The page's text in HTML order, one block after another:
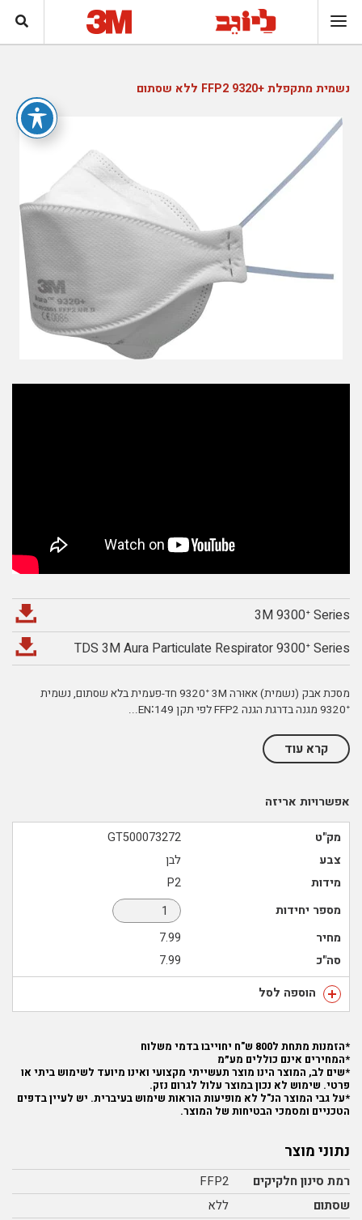
נשמית מתקפלת +9320 FFP2 ללא שסתום
3M 9300ᐩ Series
TDS 3M Aura Particulate Respirator 9300ᐩ Series
מסכת אבק (נשמית) אאוּרה 9320ᐩ 3M חד-פעמית בלא שסתום, נשמית
9320ᐩ מגנה בדרגת הגנה FFP2 לפי תקן EN∶149
...
קרא עוד
אפשרויות אריזה
מק"ט
GT500073272
צבע
לבן
מידות
P2
מספר יחידות
מחיר
7.99
סה"כ
7.99
הוספה לסל
*הזמנות מתחת ל800 ש"ח יחוייבו בדמי משלוח
*המחירים אינם כוללים מע״מ
*שים לב, המוצר הינו מוצר תעשייתי מקצועי ואינו מיועד לשימוש ביתי או
פרטי. שימוש לא נכון במוצר עלול לגרום נזק.
*על גבי המוצר הנ"ל לא מופיעות הוראות שימוש בעיברית. יש לעיין בדפים
הטכניים ומסמכי הבטיחות של המוצר.
נתוני מוצר
רמת סינון חלקיקים
FFP2
שסתום
ללא